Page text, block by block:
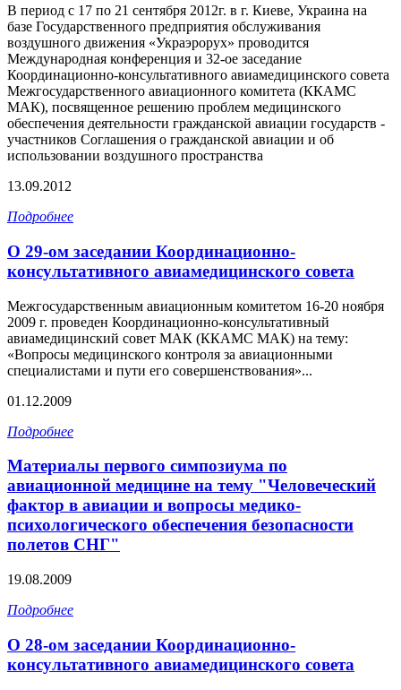
В период с 17 по 21 сентября 2012г. в г. Киеве, Украина на
базе Государственного предприятия обслуживания
воздушного движения «Украэрорух» проводится
Международная конференция и 32-ое заседание
Координационно-консультативного авиамедицинского совета
Межгосударственного авиационного комитета (ККАМС
МАК), посвященное решению проблем медицинского
обеспечения деятельности гражданской авиации государств -
участников Соглашения о гражданской авиации и об
использовании воздушного пространства
13.09.2012
Подробнее
О 29-ом заседании Координационно-
консультативного авиамедицинского совета
Межгосударственным авиационным комитетом 16-20 ноября
2009 г. проведен Координационно-консультативный
авиамедицинский совет МАК (ККАМС МАК) на тему:
«Вопросы медицинского контроля за авиационными
специалистами и пути его совершенствования»...
01.12.2009
Подробнее
Материалы первого симпозиума по
авиационной медицине на тему "Человеческий
фактор в авиации и вопросы медико-
психологического обеспечения безопасности
полетов СНГ"
19.08.2009
Подробнее
О 28-ом заседании Координационно-
консультативного авиамедицинского совета